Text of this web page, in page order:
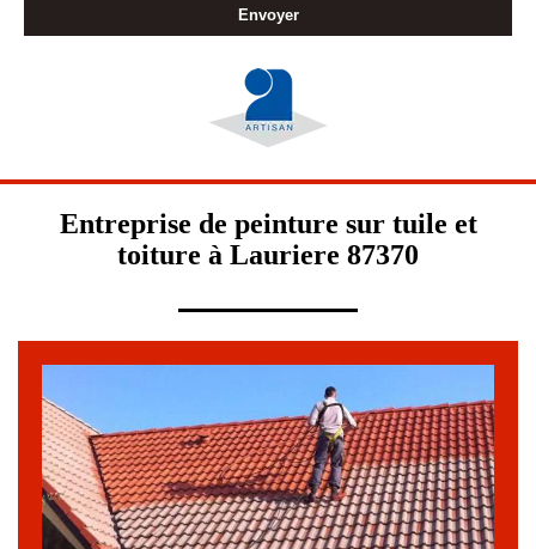
Entreprise de peinture sur tuile et
toiture à Lauriere 87370